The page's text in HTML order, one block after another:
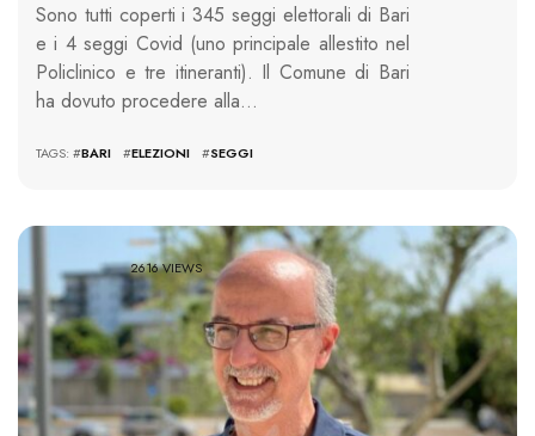
Sono tutti coperti i 345 seggi elettorali di Bari
e i 4 seggi Covid (uno principale allestito nel
Policlinico e tre itineranti). Il Comune di Bari
ha dovuto procedere alla…
TAGS: #BARI #ELEZIONI #SEGGI
2616 VIEWS